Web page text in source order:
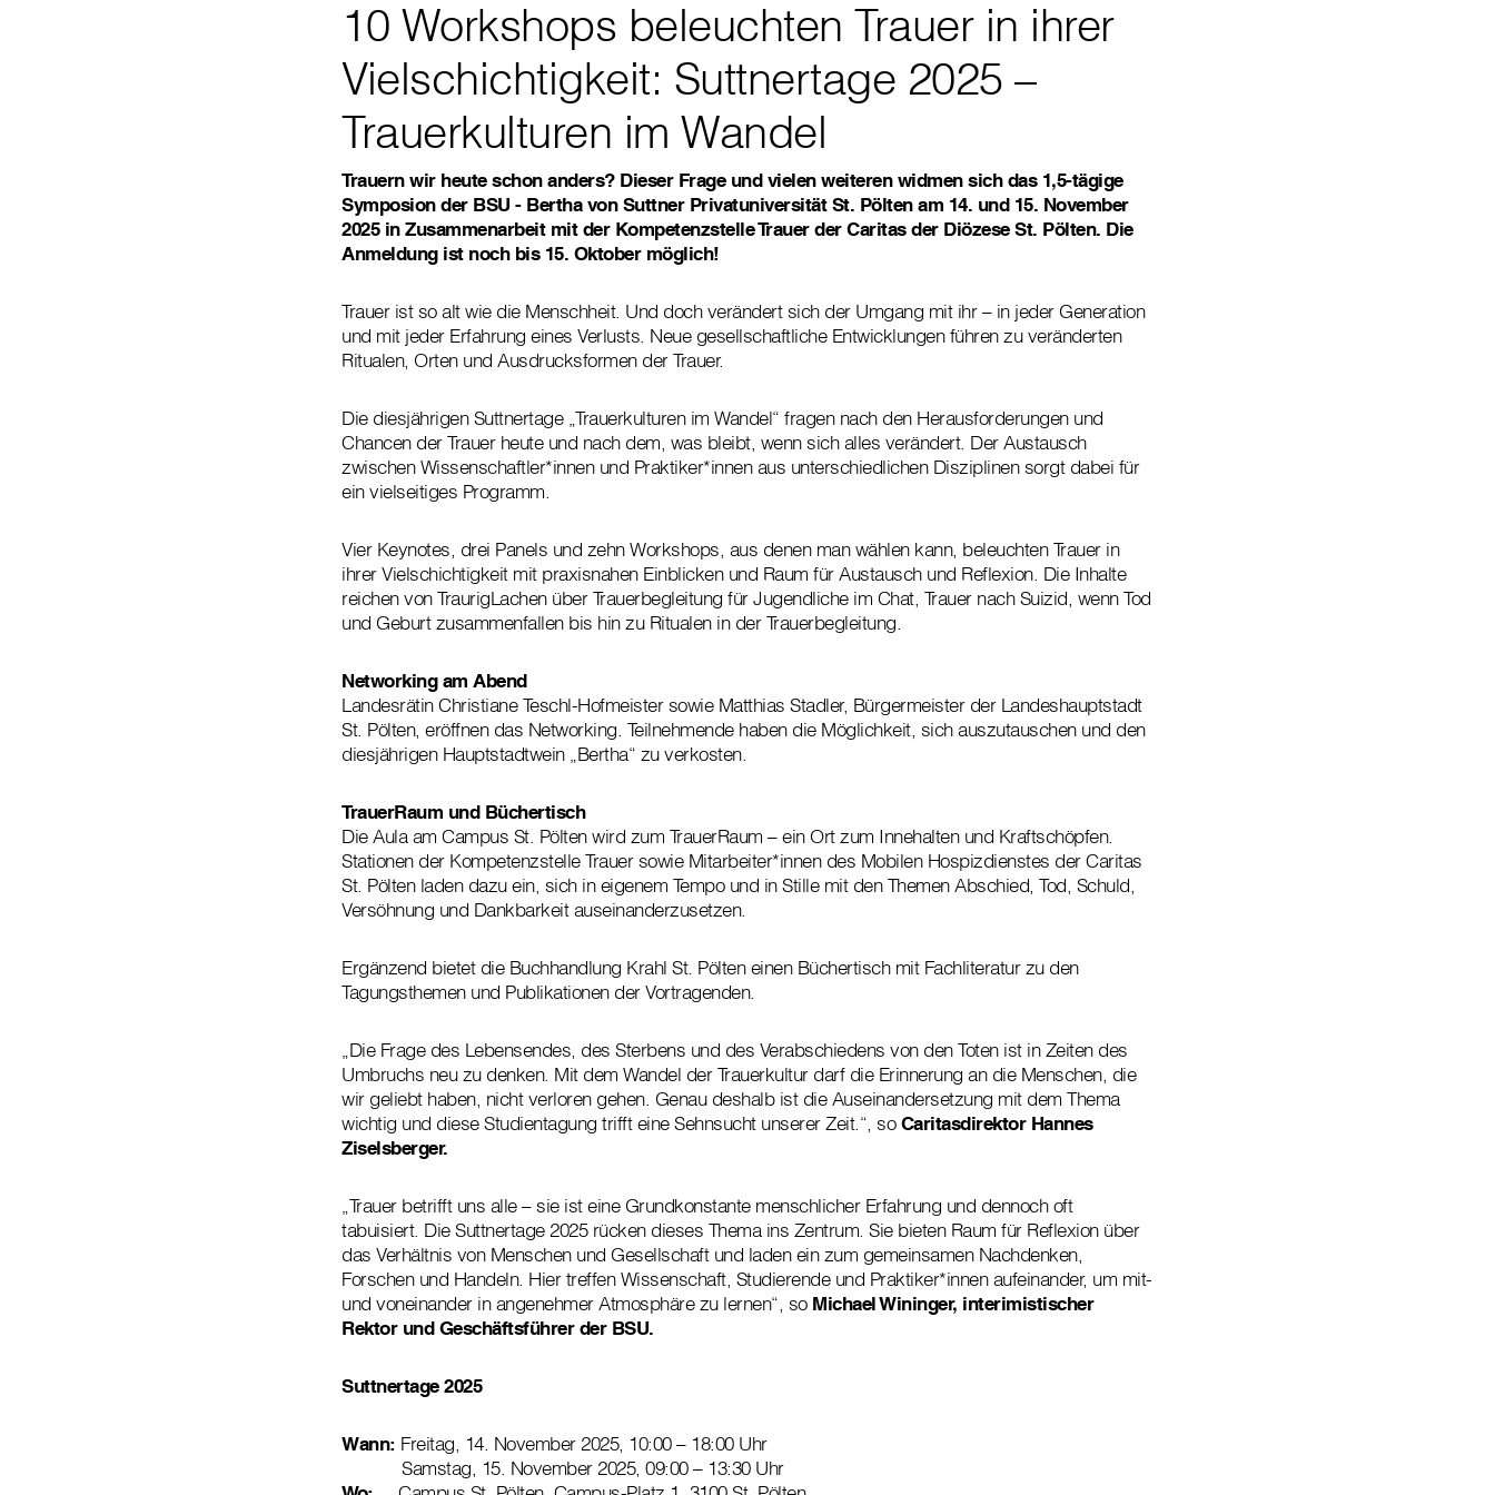
10 Workshops beleuchten Trauer in ihrer
Vielschichtigkeit: Suttnertage 2025 –
Trauerkulturen im Wandel
Trauern wir heute schon anders? Dieser Frage und vielen weiteren widmen sich das 1,5-tägige
Symposion der BSU - Bertha von Suttner Privatuniversität St. Pölten am 14. und 15. November
2025 in Zusammenarbeit mit der Kompetenzstelle Trauer der Caritas der Diözese St. Pölten. Die
Anmeldung ist noch bis 15. Oktober möglich!
Trauer ist so alt wie die Menschheit. Und doch verändert sich der Umgang mit ihr – in jeder Generation
und mit jeder Erfahrung eines Verlusts. Neue gesellschaftliche Entwicklungen führen zu veränderten
Ritualen, Orten und Ausdrucksformen der Trauer.
Die diesjährigen Suttnertage „Trauerkulturen im Wandel“ fragen nach den Herausforderungen und
Chancen der Trauer heute und nach dem, was bleibt, wenn sich alles verändert. Der Austausch
zwischen Wissenschaftler*innen und Praktiker*innen aus unterschiedlichen Disziplinen sorgt dabei für
ein vielseitiges Programm.
Vier Keynotes, drei Panels und zehn Workshops, aus denen man wählen kann, beleuchten Trauer in
ihrer Vielschichtigkeit mit praxisnahen Einblicken und Raum für Austausch und Reflexion. Die Inhalte
reichen von TraurigLachen über Trauerbegleitung für Jugendliche im Chat, Trauer nach Suizid, wenn Tod
und Geburt zusammenfallen bis hin zu Ritualen in der Trauerbegleitung.
Networking am Abend
Landesrätin Christiane Teschl-Hofmeister sowie Matthias Stadler, Bürgermeister der Landeshauptstadt
St. Pölten, eröffnen das Networking. Teilnehmende haben die Möglichkeit, sich auszutauschen und den
diesjährigen Hauptstadtwein „Bertha“ zu verkosten.
TrauerRaum und Büchertisch
Die Aula am Campus St. Pölten wird zum TrauerRaum – ein Ort zum Innehalten und Kraftschöpfen.
Stationen der Kompetenzstelle Trauer sowie Mitarbeiter*innen des Mobilen Hospizdienstes der Caritas
St. Pölten laden dazu ein, sich in eigenem Tempo und in Stille mit den Themen Abschied, Tod, Schuld,
Versöhnung und Dankbarkeit auseinanderzusetzen.
Ergänzend bietet die Buchhandlung Krahl St. Pölten einen Büchertisch mit Fachliteratur zu den
Tagungsthemen und Publikationen der Vortragenden.
„Die Frage des Lebensendes, des Sterbens und des Verabschiedens von den Toten ist in Zeiten des
Umbruchs neu zu denken. Mit dem Wandel der Trauerkultur darf die Erinnerung an die Menschen, die
wir geliebt haben, nicht verloren gehen. Genau deshalb ist die Auseinandersetzung mit dem Thema
wichtig und diese Studientagung trifft eine Sehnsucht unserer Zeit.“, soCaritasdirektor Hannes
Ziselsberger.
„Trauer betrifft uns alle – sie ist eine Grundkonstante menschlicher Erfahrung und dennoch oft
tabuisiert. Die Suttnertage 2025 rücken dieses Thema ins Zentrum. Sie bieten Raum für Reflexion über
das Verhältnis von Menschen und Gesellschaft und laden ein zum gemeinsamen Nachdenken,
Forschen und Handeln. Hier treffen Wissenschaft, Studierende und Praktiker*innen aufeinander, um mit-
und voneinander in angenehmer Atmosphäre zu lernen“, so Michael Wininger, interimistischer
Rektor und Geschäftsführer der BSU.
Suttnertage 2025
Wann: Freitag, 14. November 2025, 10:00 – 18:00 Uhr
Samstag, 15. November 2025, 09:00 – 13:30 Uhr